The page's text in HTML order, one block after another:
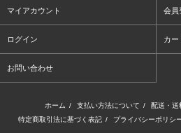
マイアカウント 会員
ログイン カー
お問い合わせ
ホーム / 支払い方法について / 配送・送
特定商取引法に基づく表記 / プライバシーポリシ